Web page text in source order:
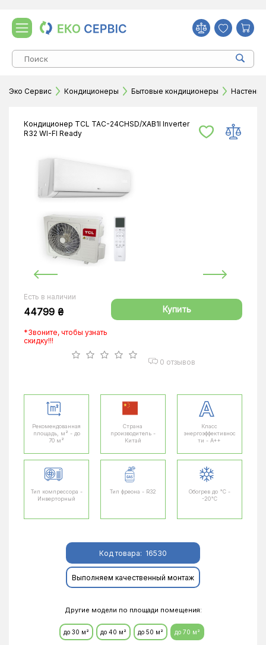
Эко Сервис Кондиционеры Бытовые кондиционеры
Кондиционер TCL TAC-24CHSD/XAB1I Inverter
R32 WI-FI Ready
Есть в наличии
44799 ₴
*Звоните, чтобы узнать
скидку!!!
Купить
0 отзывов
Рекомендованная
площадь, м² - до
70 м²
Страна
производитель -
Китай
Класс
энергоэффективнос
ти - A++
Тип компрессора -
Инверторный
Тип фреона - R32
Обогрев до °C -
-20°C
Код товара: 16530
Выполняем качественный монтаж
Другие модели по площади помещения:
до 30 м² до 40 м² до 50 м² до 70 м²